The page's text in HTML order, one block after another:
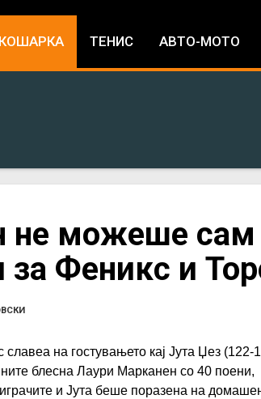
КОШАРКА ТЕНИС АВТО-МОТО
можеше сам
Феникс и
на гостувањето кај Јута Џез (122-
блесна Лаури Марканен со 40 поени,
и Јута беше поразена на